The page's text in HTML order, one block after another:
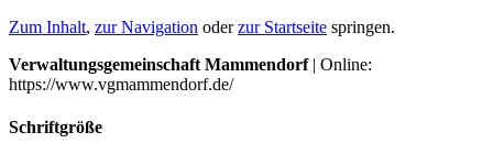
Zum Inhalt, zur Navigation oderzur Startseite springen.
Verwaltungsgemeinschaft Mammendorf| Online:
https://www.vgmammendorf.de/
Schriftgröße